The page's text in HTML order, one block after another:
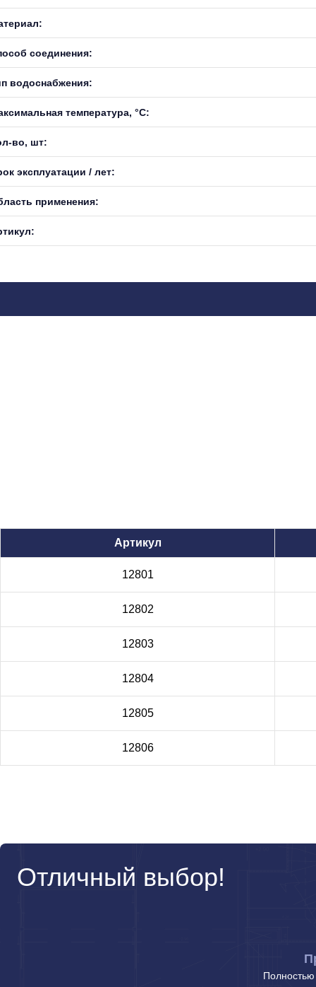
соединения:
водоснабжения:
температура, °С:
во, шт:
эксплуатации / лет:
применения:
Артикул
12801
12802
12803
12804
12805
12806
Отличный выбор!
Полностью